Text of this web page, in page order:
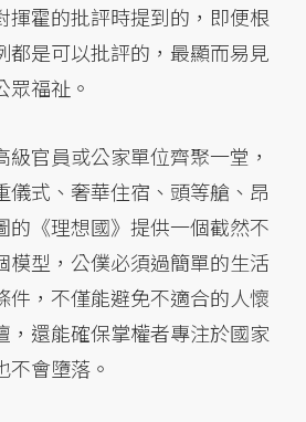
揮霍的批評時提到的，即便根
都是可以批評的，最顯而易見
眾福祉。
官員或公家單位齊聚一堂，
儀式、奢華住宿、頭等艙、昂
的《理想國》提供一個截然不
模型，公僕必須過簡單的生活
，不僅能避免不適合的人懷
，還能確保掌權者專注於國家
不會墮落。